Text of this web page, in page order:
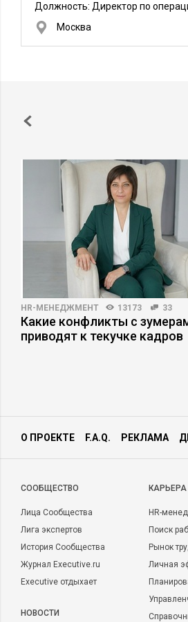
Должность: Директор по
Москва
HR-МЕНЕДЖМЕНТ 13173 33
Какие конфликты с
приводят к текучке кадров
О ПРОЕКТЕ F.A.Q. РЕКЛАМА
CООБЩЕСТВО
Лица Сообщества
Лига экспертов
История Сообщества
Журнал Executive.ru
Executive отдыхает
НОВОСТИ
КАРЬЕРА
HR-
Поиск
Рынок
Личная